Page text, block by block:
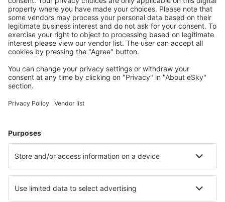
Unterkünfte, die Sie mögen
Wählen Sie aus über 1,3 Millionen Unterkünften: Hotels,
Hütten, Apartments und andere.
Meist gesuchte Hotels von eSky-Nutzern
Hotels in Frankreich - Beliebte Städte
Hotels in Le Cap d`Agde Hotels in Cannes
Hotels in Arâches-la-Frasse Hotels in Clermont-Ferrand